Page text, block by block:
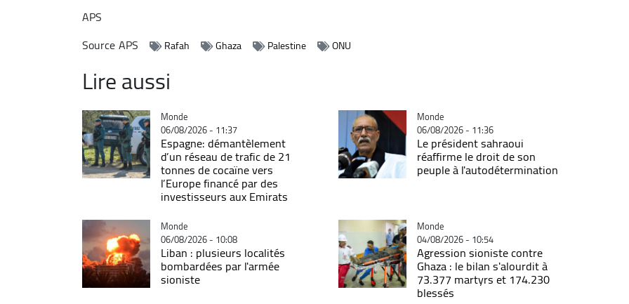
APS
SourceAPS Rafah Ghaza Palestine ONU
Lire aussi
Catégorie
Monde
06/08/2026 - 11:37
Espagne: démantèlement
d’un réseau de trafic de 21
tonnes de cocaïne vers
l’Europe financé par des
investisseurs aux Emirats
Catégorie
Monde
06/08/2026 - 11:36
Le président sahraoui
réaffirme le droit de son
peuple à l'autodétermination
Catégorie
Monde
06/08/2026 - 10:08
Liban : plusieurs localités
bombardées par l'armée
sioniste
Catégorie
Monde
04/08/2026 - 10:54
Agression sioniste contre
Ghaza : le bilan s'alourdit à
73.377 martyrs et 174.230
blessés